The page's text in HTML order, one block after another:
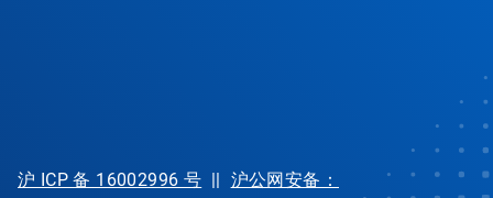
沪 ICP 备 16002996 号 || 沪公网安备：